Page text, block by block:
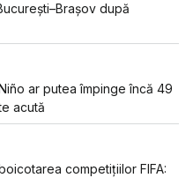
după
ar putea împinge încă 49
acută
competițiilor FIFA: